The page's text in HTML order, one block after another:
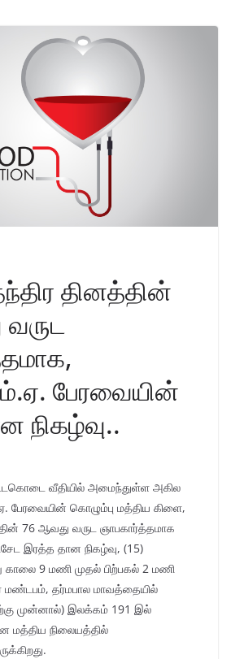
தினத்தின்
பேரவையின்
நிகழ்வு..
வீதியில் அமைந்துள்ள அகில
கொழும்பு மத்திய கிளை,
76 ஆவது வருட ஞாபகார்த்தமாக
இரத்த தான நிகழ்வு, (15)
9 மணி முதல் பிற்பகல் 2 மணி
மண்டபம், தர்மபால மாவத்தையில்
முன்னால்) இலக்கம் 191 இல்
நிலையத்தில்